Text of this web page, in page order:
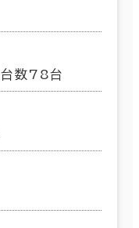
数78台